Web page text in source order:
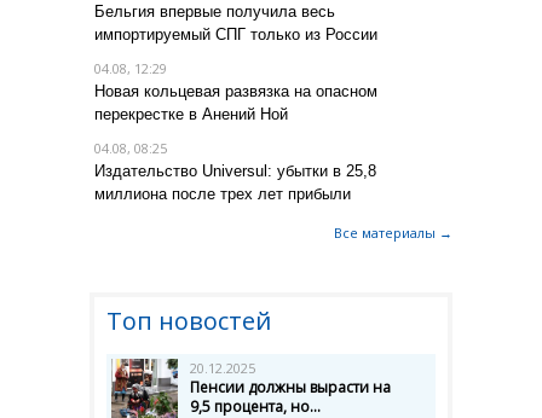
Бельгия впервые получила весь
импортируемый СПГ только из России
04.08, 12:29
Новая кольцевая развязка на опасном
перекрестке в Анений Ной
04.08, 08:25
Издательство Universul: убытки в 25,8
миллиона после трех лет прибыли
Все материалы →
Топ новостей
20.12.2025
Пенсии должны вырасти на
9,5 процента, но...